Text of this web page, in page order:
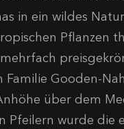
in ein wildes
Pflanzen
Familie Gooden-
über dem
Pfeilern wurde die